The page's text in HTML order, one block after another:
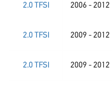
2.0 TFSI 2006 - 2012
2.0 TFSI 2009 - 2012
2.0 TFSI 2009 - 2012